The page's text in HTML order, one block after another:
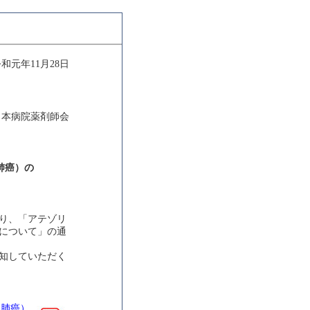
元年11月28日
病院薬剤師会
癌）の
、「アテゾリ
ついて」の通
していただく